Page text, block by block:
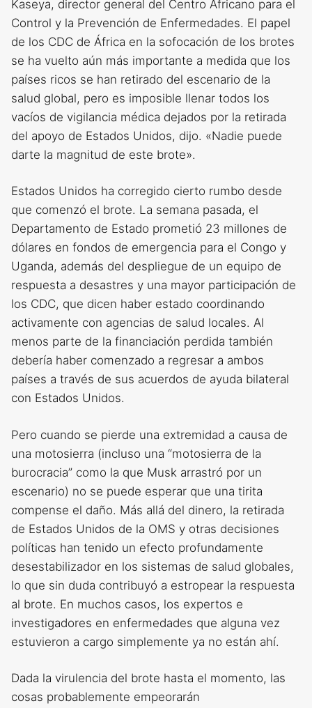
Kaseya, director general del Centro Africano para el
Control y la Prevención de Enfermedades. El papel
de los CDC de África en la sofocación de los brotes
se ha vuelto aún más importante a medida que los
países ricos se han retirado del escenario de la
salud global, pero es imposible llenar todos los
vacíos de vigilancia médica dejados por la retirada
del apoyo de Estados Unidos, dijo. «Nadie puede
darte la magnitud de este brote».
Estados Unidos ha corregido cierto rumbo desde
que comenzó el brote. La semana pasada, el
Departamento de Estado prometió 23 millones de
dólares en fondos de emergencia para el Congo y
Uganda, además del despliegue de un equipo de
respuesta a desastres y una mayor participación de
los CDC, que dicen haber estado coordinando
activamente con agencias de salud locales. Al
menos parte de la financiación perdida también
debería haber comenzado a regresar a ambos
países a través de sus acuerdos de ayuda bilateral
con Estados Unidos.
Pero cuando se pierde una extremidad a causa de
una motosierra (incluso una “motosierra de la
burocracia” como la que Musk arrastró por un
escenario) no se puede esperar que una tirita
compense el daño. Más allá del dinero, la retirada
de Estados Unidos de la OMS y otras decisiones
políticas han tenido un efecto profundamente
desestabilizador en los sistemas de salud globales,
lo que sin duda contribuyó a estropear la respuesta
al brote. En muchos casos, los expertos e
investigadores en enfermedades que alguna vez
estuvieron a cargo simplemente ya no están ahí.
Dada la virulencia del brote hasta el momento, las
cosas probablemente empeorarán